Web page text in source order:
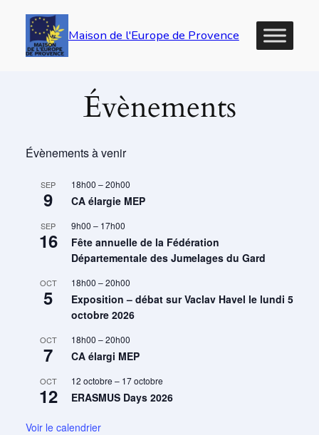
Maison de l'Europe de Provence
Évènements
Évènements à venir
SEP
9
18h00 –20h00
CA élargie MEP
SEP
16
9h00 – 17h00
Fête annuelle de la Fédération
Départementale des Jumelages du Gard
OCT
5
18h00 –20h00
Exposition – débat sur Vaclav Havel le lundi 5
octobre 2026
OCT
7
18h00 –20h00
CA élargi MEP
OCT
12
12 octobre – 17 octobre
ERASMUS Days 2026
Voir le calendrier